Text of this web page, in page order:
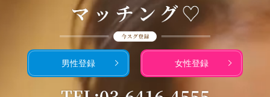
男性登録 女性登録